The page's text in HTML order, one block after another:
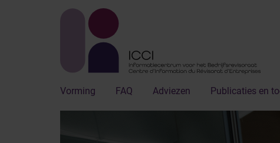
Vorming FAQ Adviezen Publicaties en